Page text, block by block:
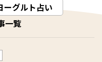
ーグルト占い
一覧